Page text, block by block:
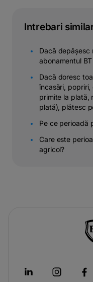
Intrebari
Dacă depășesc
abonamentul
Dacă doresc
încasări,
primite la plată,
plată), plătesc
Pe ce perioadă
Care este
agricol?